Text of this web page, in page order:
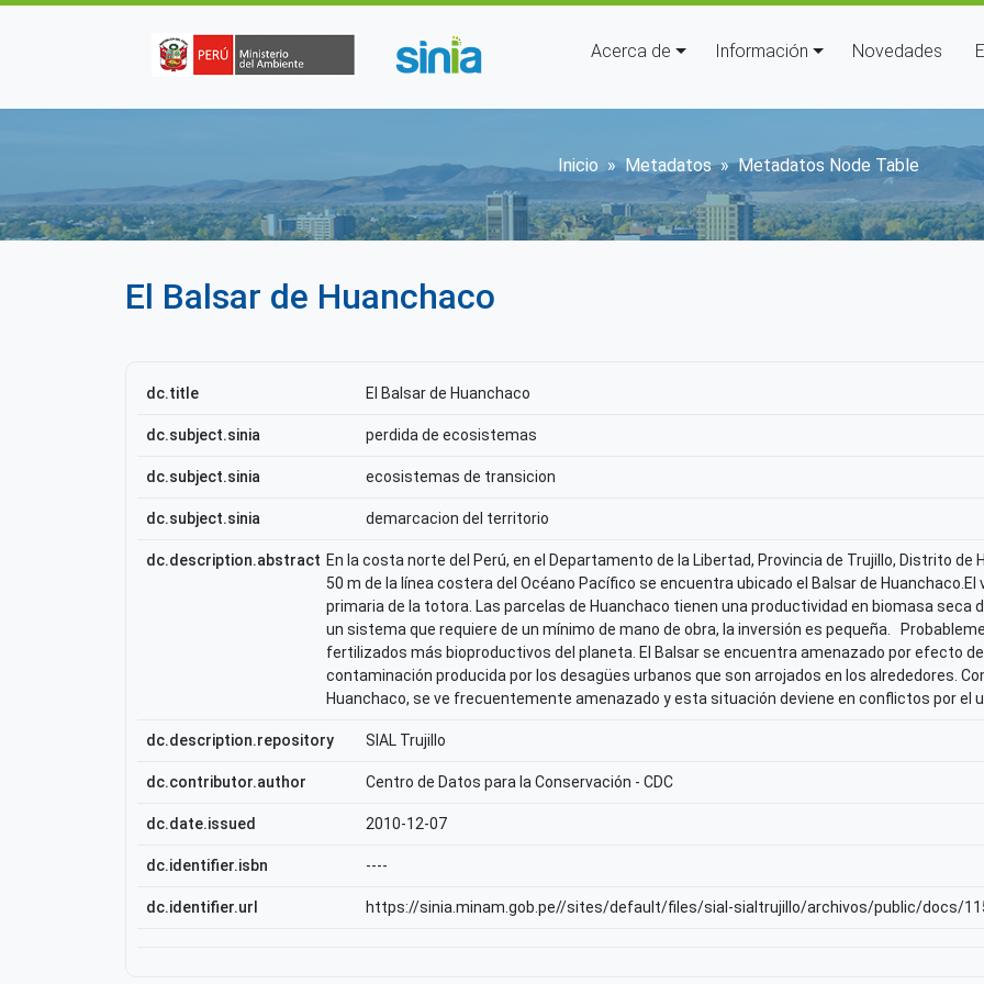
Navegación principal
Acerca de Información Novedades
Sobrescribir enlaces de
Inicio Metadatos Metadatos Node Table
El Balsar de Huanchaco
dc.title El Balsar de Huanchaco
dc.subject.sinia perdida de ecosistemas
dc.subject.sinia ecosistemas de transicion
dc.subject.sinia demarcacion del territorio
dc.description.abstract En la costa norte del Perú, en el Departamento de la Libertad, Provincia de Trujillo, Distrito de
50 m de la línea costera del Océano Pacífico se encuentra ubicado el Balsar de
primaria de la totora. Las parcelas de Huanchaco tienen una productividad en biomasa seca
un sistema que requiere de un mínimo de mano de obra, la inversión es pequeña.
fertilizados más bioproductivos del planeta. El Balsar se encuentra amenazado por efecto
contaminación producida por los desagües urbanos que son arrojados en los alrededores.
Huanchaco, se ve frecuentemente amenazado y esta situación deviene en conflictos por el
dc.description.repository SIAL Trujillo
dc.contributor.author Centro de Datos para la Conservación - CDC
dc.date.issued 2010-12-07
dc.identifier.isbn ----
dc.identifier.url https://sinia.minam.gob.pe//sites/default/files/sial-sialtrujillo/archivos/public/docs/